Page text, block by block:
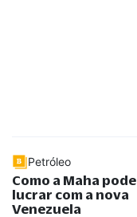
Petróleo
Como a Maha pode
lucrar com a nova
Venezuela